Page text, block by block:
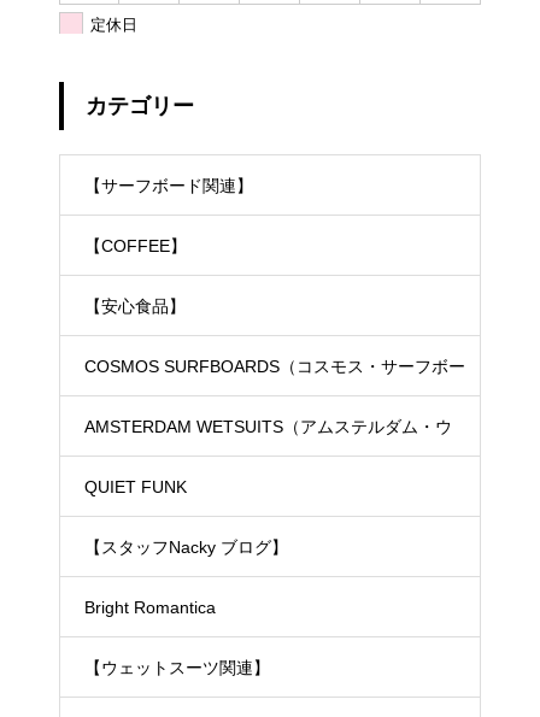
定休日
カテゴリー
【サーフボード関連】
【COFFEE】
【安心食品】
COSMOS SURFBOARDS（コスモス・サーフボー
ド）
AMSTERDAM WETSUITS（アムステルダム・ウ
ェットスーツ）
QUIET FUNK
【スタッフNacky ブログ】
Bright Romantica
【ウェットスーツ関連】